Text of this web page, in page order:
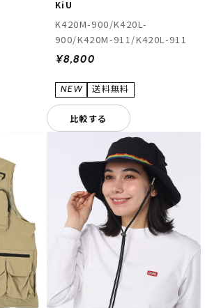
KiU
K420M-900/K420L-
900/K420M-911/K420L-911
¥8,800
比較する